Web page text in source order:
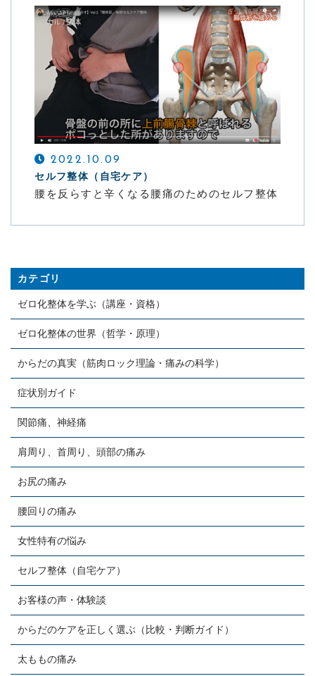
2022.10.09
セルフ整体（自宅ケア）
腰を反らすと辛くなる腰痛のためのセルフ整体
カテゴリ
ゼロ化整体を学ぶ（講座・資格）
ゼロ化整体の世界（哲学・原理）
からだの真実（筋肉ロック理論・痛みの科学）
症状別ガイド
関節痛、神経痛
肩周り、首周り、頭部の痛み
お尻の痛み
腰回りの痛み
女性特有の悩み
セルフ整体（自宅ケア）
お客様の声・体験談
からだのケアを正しく選ぶ（比較・判断ガイド）
太ももの痛み